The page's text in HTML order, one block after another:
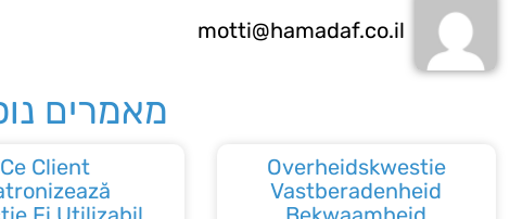
motti@hamadaf.co.il
מאמרים
Overheidskwestie
Vastberadenheid
Ce Client